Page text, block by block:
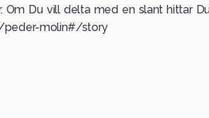
Om Du vill delta med en slant hittar
molin#/story